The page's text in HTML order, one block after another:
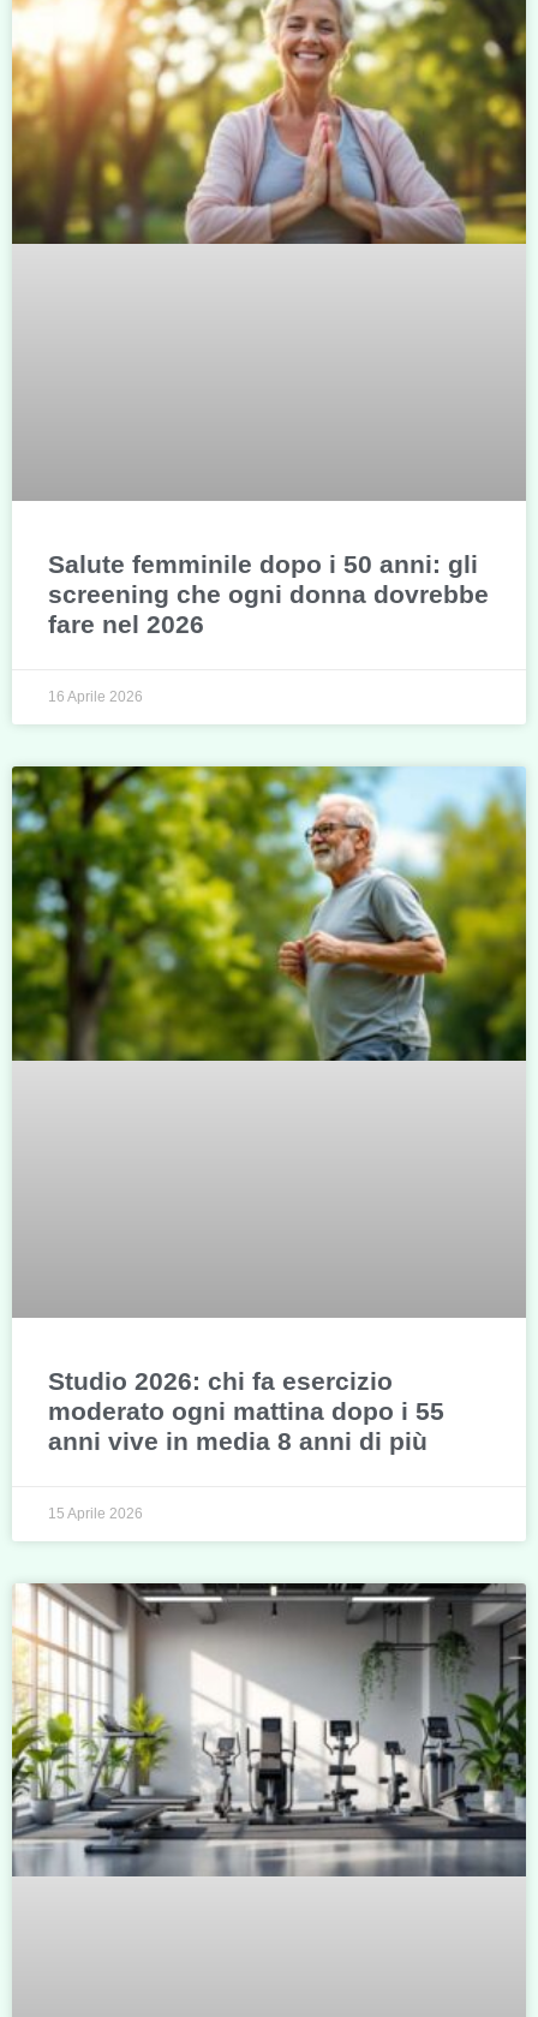
Salute femminile dopo i 50 anni: gli
screening che ogni donna dovrebbe
fare nel 2026
16 Aprile 2026
Studio 2026: chi fa esercizio
moderato ogni mattina dopo i 55
anni vive in media 8 anni di più
15 Aprile 2026